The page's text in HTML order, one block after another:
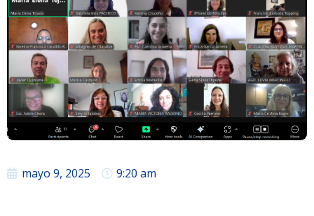
mayo 9, 2025 9:20 am